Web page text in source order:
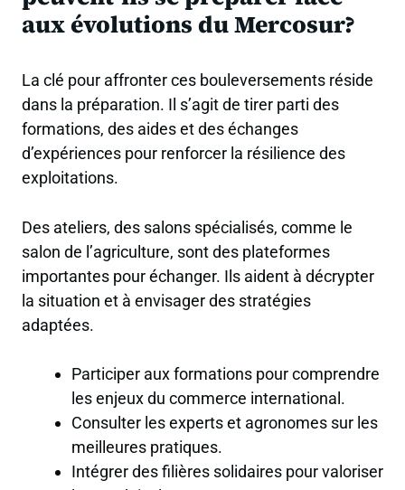
aux évolutions du Mercosur?
La clé pour affronter ces bouleversements réside
dans la préparation. Il s’agit de tirer parti des
formations, des aides et des échanges
d’expériences pour renforcer la résilience des
exploitations.
Des ateliers, des salons spécialisés, comme le
salon de l’agriculture, sont des plateformes
importantes pour échanger. Ils aident à décrypter
la situation et à envisager des stratégies
adaptées.
Participer aux formations pour comprendre
les enjeux du commerce international.
Consulter les experts et agronomes sur les
meilleures pratiques.
Intégrer des filières solidaires pour valoriser